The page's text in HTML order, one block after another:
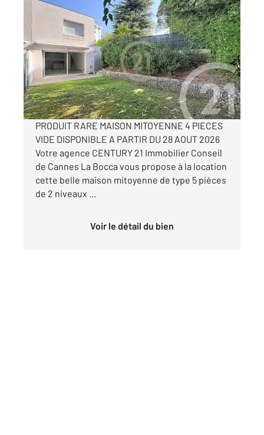
LE CANNET 06
99,10 m2, 5 pièces
Ref : 54344
Maison à louer
1 657,60 €
par mois charges comprises
PRODUIT RARE MAISON MITOYENNE 4 PIECES
VIDE DISPONIBLE A PARTIR DU 28 AOUT 2026
Votre agence CENTURY 21 Immobilier Conseil
de Cannes La Bocca vous propose à la location
cette belle maison mitoyenne de type 5 pièces
de 2 niveaux ...
Voir le détail du bien